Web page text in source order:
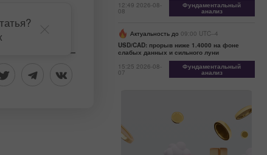
12:49 2026-08-
08
Фундаментальный
анализ
Актуальность до 09:00 UTC--4
USD/CAD: прорыв ниже 1.4000 на фоне
слабых данных и сильного луни
15:25 2026-08-
07
Фундаментальный
анализ